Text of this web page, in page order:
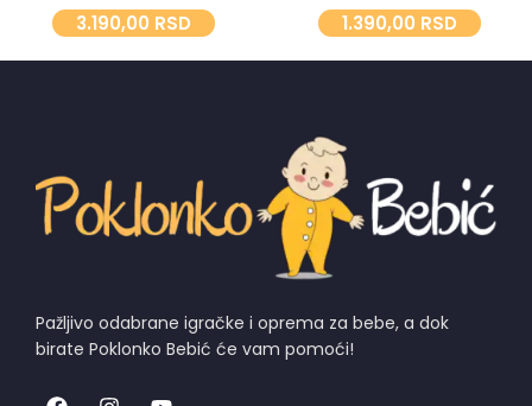
3.190,00 RSD
1.390,00 RSD
Pažljivo odabrane igračke i oprema za bebe, a dok
birate Poklonko Bebić će vam pomoći!